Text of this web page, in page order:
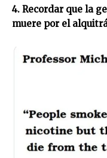
4. Recordar que la
muere por el